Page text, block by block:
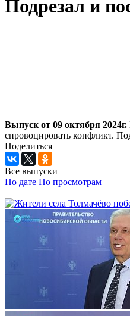
Подрезал и
Выпуск от 09 октября 2024г.
спровоцировать конфликт.
Поделиться
Все выпуски
По дате По просмотрам